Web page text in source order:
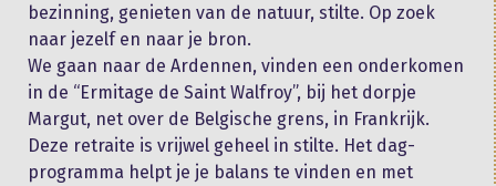
bezinning, genieten van de natuur, stilte. Op zoek
naar jezelf en naar je bron.
We gaan naar de Ardennen, vinden een onderkomen
in de “Ermitage de Saint Walfroy”, bij het dorpje
Margut, net over de Belgische grens, in Frankrijk.
Deze retraite is vrijwel geheel in stilte. Het dag­
programma helpt je je balans te vinden en met